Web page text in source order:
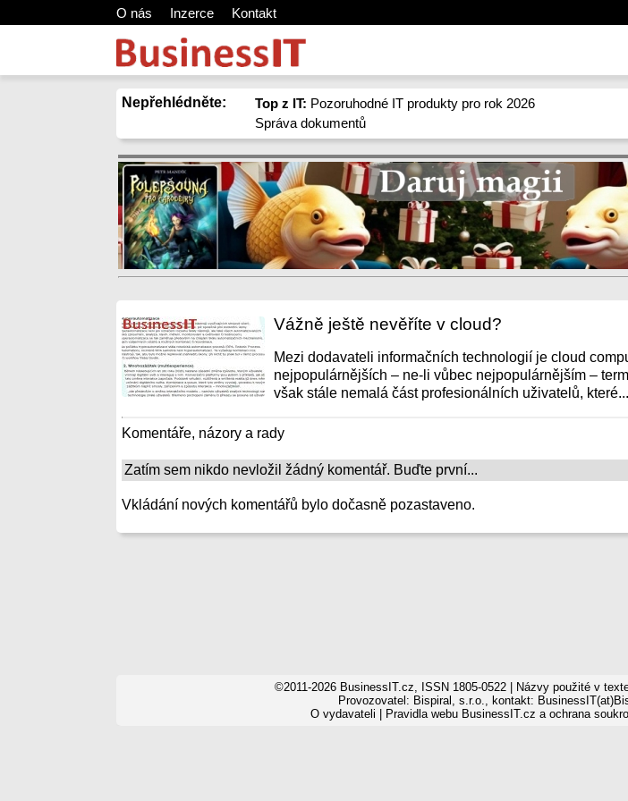
O nás Inzerce Kontakt
Nepřehlédněte: Top z IT: Pozoruhodné IT produkty pro rok 2026
Správa dokumentů
Vážně ještě nevěříte v cloud?
Mezi dodavateli informačních technologií je cloud
nejpopulárnějších – ne-li vůbec nejpopulárnějším –
však stále nemalá část profesionálních uživatelů, které...
Komentáře, názory a rady
Zatím sem nikdo nevložil žádný komentář. Buďte první...
Vkládání nových komentářů bylo dočasně pozastaveno.
©2011-2026 BusinessIT.cz, ISSN 1805-0522 | Názvy použité v
Provozovatel: Bispiral, s.r.o., kontakt:
O vydavateli
Pravidla webu BusinessIT.cz a ochrana